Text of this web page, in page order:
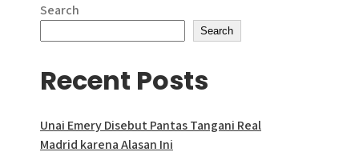
Search
Search
Recent Posts
Unai Emery Disebut Pantas Tangani Real
Madrid karena Alasan Ini